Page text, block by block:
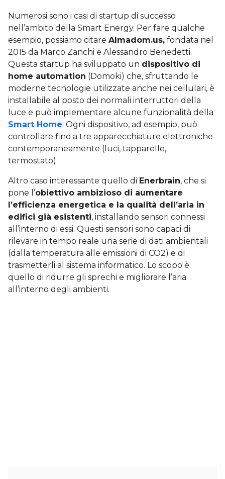
Numerosi sono i casi di startup di successo
nell’ambito della Smart Energy. Per fare qualche
esempio, possiamo citare Almadom.us, fondata nel
2015 da Marco Zanchi e Alessandro Benedetti.
Questa startup ha sviluppato un dispositivo di
home automation (Domoki) che, sfruttando le
moderne tecnologie utilizzate anche nei cellulari, è
installabile al posto dei normali interruttori della
luce e può implementare alcune funzionalità della
Smart Home. Ogni dispositivo, ad esempio, può
controllare fino a tre apparecchiature elettroniche
contemporaneamente (luci, tapparelle,
termostato).
Altro caso interessante quello di Enerbrain, che si
pone l’obiettivo ambizioso di aumentare
l’efficienza energetica e la qualità dell’aria in
edifici già esistenti, installando sensori connessi
all’interno di essi. Questi sensori sono capaci di
rilevare in tempo reale una serie di dati ambientali
(dalla temperatura alle emissioni di CO2) e di
trasmetterli al sistema informatico. Lo scopo è
quello di ridurre gli sprechi e migliorare l’aria
all’interno degli ambienti.